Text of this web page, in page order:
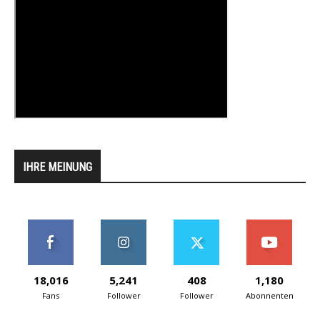
IHRE MEINUNG
18,016
Fans
5,241
Follower
408
Follower
1,180
Abonnenten